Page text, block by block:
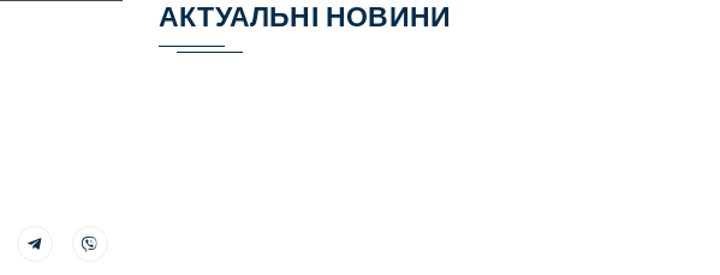
АКТУАЛЬНІ НОВИНИ